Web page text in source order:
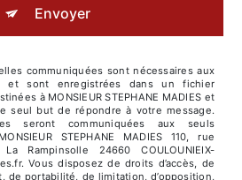
Envoyer
communiquées sont nécessaires aux
et sont enregistrées dans un fichier
à MONSIEUR STEPHANE MADIES et
seul but de répondre à votre message.
seront communiquées aux seuls
STEPHANE MADIES 110, rue
Rampinsolle 24660 COULOUNIEIX-
Vous disposez de droits d’accès, de
de portabilité, de limitation, d’opposition,